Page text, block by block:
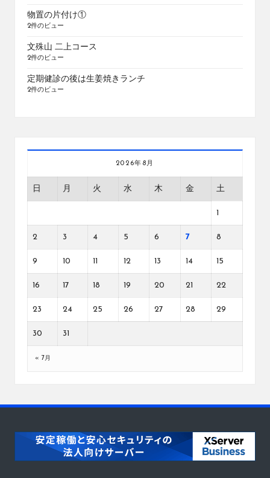
物置の片付け①
2件のビュー
文殊山 二上コース
2件のビュー
定期健診の後は生姜焼きランチ
2件のビュー
2026年8月
日 月 火 水 木 金 土
2 3 4 5 6 7 8
9 10 12 13 14 15
16 17 18 19 20 21 22
23 24 25 26 27 28 29
30 31
« 7月